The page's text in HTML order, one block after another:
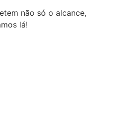
não só o alcance,
lá!